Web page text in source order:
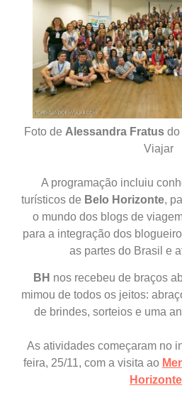
Foto de Alessandra Fratusdo
Viajar
A programação incluiu
turísticos de Belo Horizonte,
o mundo dos blogs de
para a integração dos
as partes do Brasil e
B H nos recebeu de braços
mimou de todos os jeitos:
de brindes, sorteios e uma
As atividades começaram no
feira, 25/11, com a visita ao
Horizonte